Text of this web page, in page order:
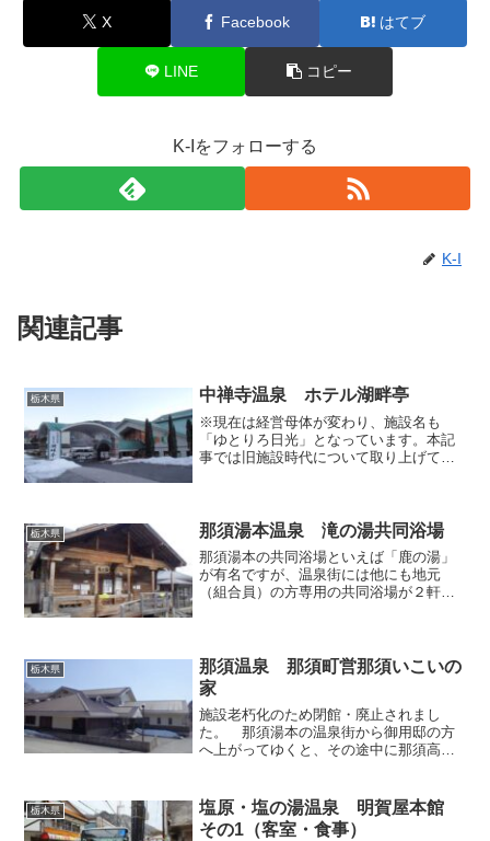
X Facebook はてブ
LINE コピー
K-Iをフォローする
K-I
関連記事
栃木県 中禅寺温泉 ホテル湖畔亭
※現在は経営母体が変わり、施設名も
「ゆとりろ日光」となっています。本記
事では旧施設時代について取り上げてい
って参拝し、そのついでにネ...
栃木県 那須湯本温泉 滝の湯共同浴場
那須湯本の共同浴場といえば「鹿の湯」
が有名ですが、温泉街には他にも地元
（組合員）の方専用の共同浴場が２軒あ
で、前回記事で取り上げた「民...
栃木県
那須温泉 那須町営那須いこいの
家
施設老朽化のため閉館・廃止されまし
た。 那須湯本の温泉街から御用邸の方
へ上がってゆくと、その途中に那須高原
設「いこいの家」では日帰り温泉入浴を
受け付けているので、どんな...
栃木県
塩原・塩の湯温泉 明賀屋本館
その1（客室・食事）